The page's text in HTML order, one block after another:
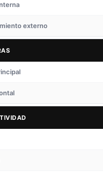
externo